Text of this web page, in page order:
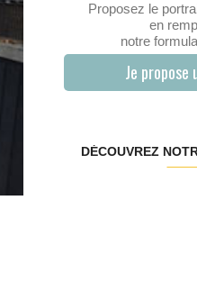
Proposez le
en
notre
Je
DÉCOUVREZ